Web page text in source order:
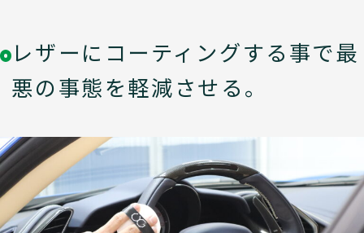
レザーにコーティングする事で最
悪の事態を軽減させる。